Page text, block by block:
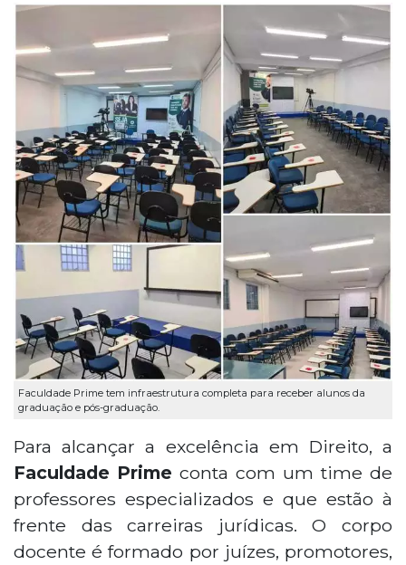
Faculdade Prime tem infraestrutura completa para receber alunos da
graduação e pós-graduação.
Para alcançar a excelência em Direito, a
Faculdade Prime conta com um time de
professores especializados e que estão à
frente das carreiras jurídicas. O corpo
docente é formado por juízes, promotores,